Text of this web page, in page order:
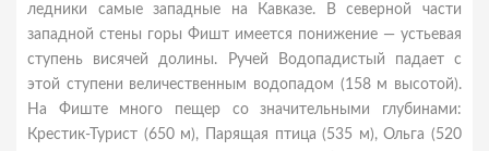
ледники самые западные на Кавказе. В северной части
западной стены горы Фишт имеется понижение — устьевая
ступень висячей долины. Ручей Водопадистый падает с
этой ступени величественным водопадом (158 м высотой).
На Фиште много пещер со значительными глубинами:
Крестик-Турист (650 м), Парящая птица (535 м), Ольга (520